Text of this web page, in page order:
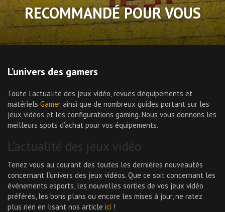
RECOMMANDÉ POUR VOUS
L’univers des gamers
Toute l’actualité des jeux vidéo, revues d’équipements et
matériels Gamer ainsi que de nombreux guides portant sur les
jeux vidéos et les configurations gaming. Nous vous donnons les
meilleurs spots d’achat pour vos équipements.
L’actualité des jeux vidéo
Tenez vous au courant des toutes les dernières nouveautés
concernant l’univers des jeux vidéos. Que ce soit concernant les
événements esports, les nouvelles sorties de vos jeux vidéo
préférés, les bons plans ou encore les mises à jour, ne ratez
plus rien en lisant nos article ici !